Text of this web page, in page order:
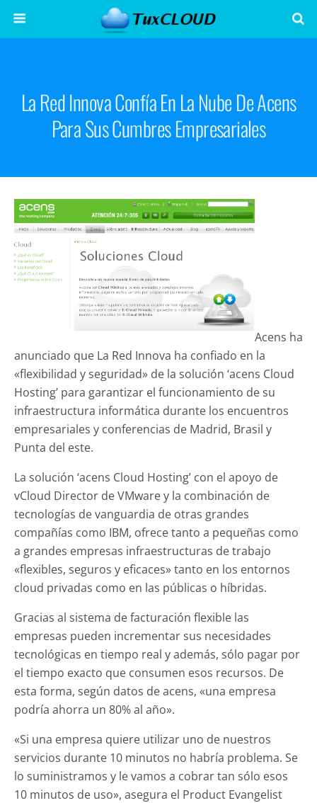
La Red Innova Confía En La Nube De Acens
Para Sus Cumbres Empresariales
Acens ha
anunciado que La Red Innova ha confiado en la
«flexibilidad y seguridad» de la solución ‘acens Cloud
Hosting’ para garantizar el funcionamiento de su
infraestructura informática durante los encuentros
empresariales y conferencias de Madrid, Brasil y
Punta del este.
La solución ‘acens Cloud Hosting’ con el apoyo de
vCloud Director de VMware y la combinación de
tecnologías de vanguardia de otras grandes
compañías como IBM, ofrece tanto a pequeñas como
a grandes empresas infraestructuras de trabajo
«flexibles, seguros y eficaces» tanto en los entornos
cloud privadas como en las públicas o híbridas.
Gracias al sistema de facturación flexible las
empresas pueden incrementar sus necesidades
tecnológicas en tiempo real y además, sólo pagar por
el tiempo exacto que consumen esos recursos. De
esta forma, según datos de acens, «una empresa
podría ahorra un 80% al año».
«Si una empresa quiere utilizar uno de nuestros
servicios durante 10 minutos no habría problema. Se
lo suministramos y le vamos a cobrar tan sólo esos
10 minutos de uso», asegura el Product Evangelist